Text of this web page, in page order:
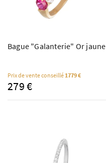
Bague "Galanterie" Or jaune
Prix de vente conseillé1779 €
279 €